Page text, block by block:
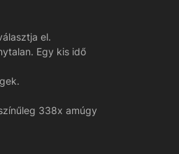
el.
Egy kis idő
338x amúgy